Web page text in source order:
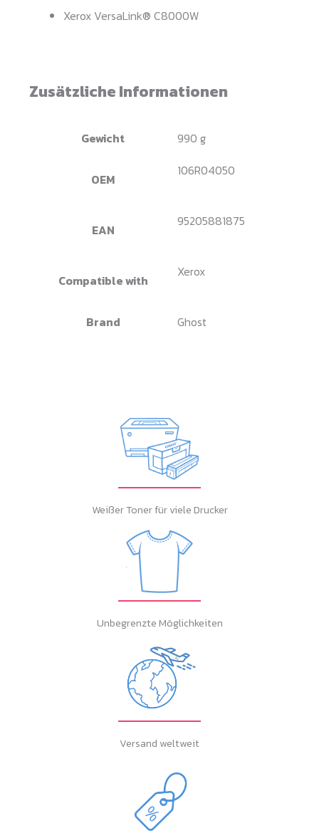
Xerox VersaLink® C8000W
Zusätzliche Informationen
Gewicht 990 g
OEM
106R04050
EAN
95205881875
Compatible with
Xerox
Brand Ghost
Weißer Toner für viele Drucker
Unbegrenzte Möglichkeiten
Versand weltweit